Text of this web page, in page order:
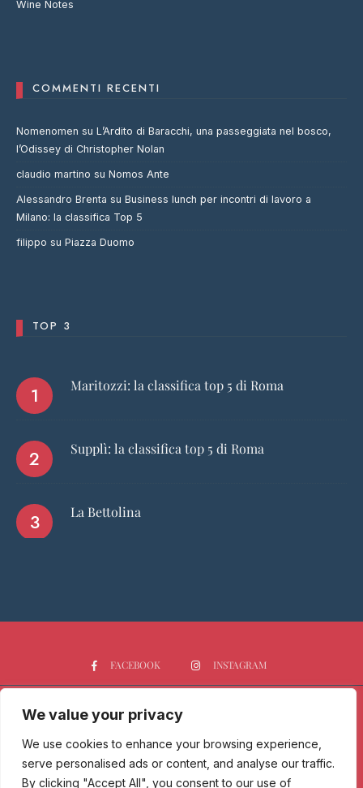
We value your privacy
We use cookies to enhance your browsing experience,
serve personalised ads or content, and analyse our traffic.
By clicking "Accept All", you consent to our use of
Wine Notes
COMMENTI RECENTI
Nomenomen su L’Ardito di Baracchi, una passeggiata nel bosco,
l’Odissey di Christopher Nolan
claudio martino su Nomos Ante
Alessandro Brenta su Business lunch per incontri di lavoro a
Milano: la classifica Top 5
filippo su Piazza Duomo
TOP 3
Maritozzi: la classifica top 5 di Roma
Supplì: la classifica top 5 di Roma
La Bettolina
FACEBOOK INSTAGRAM
HOME CHI SIAMO
NEWS
Passione Gourmet è una testata giornalistica registrata presso il